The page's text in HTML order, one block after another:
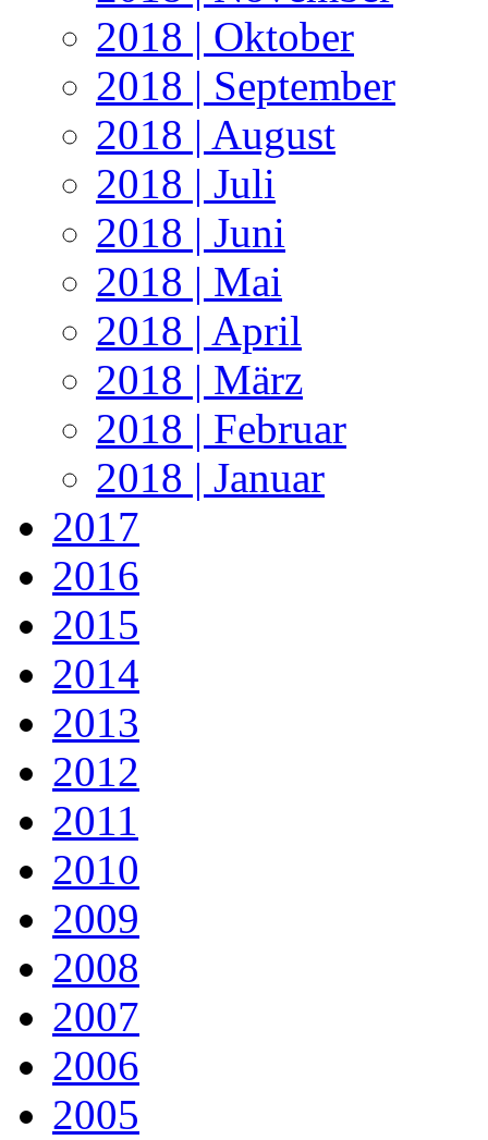
2018 | Oktober
2018 | September
2018 | August
2018 | Juli
2018 | Juni
2018 | Mai
2018 | April
2018 | März
2018 | Februar
2018 | Januar
2017
2016
2015
2014
2013
2012
2011
2010
2009
2008
2007
2006
2005